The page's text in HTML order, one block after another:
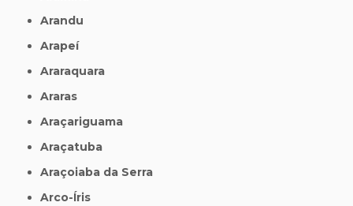
Arandu
Arapeí
Araraquara
Araras
Araçariguama
Araçatuba
Araçoiaba da Serra
Arco-Íris